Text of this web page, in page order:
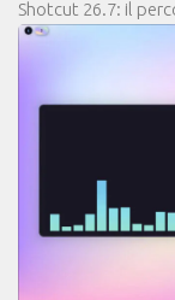
Shotcut 26.7: il